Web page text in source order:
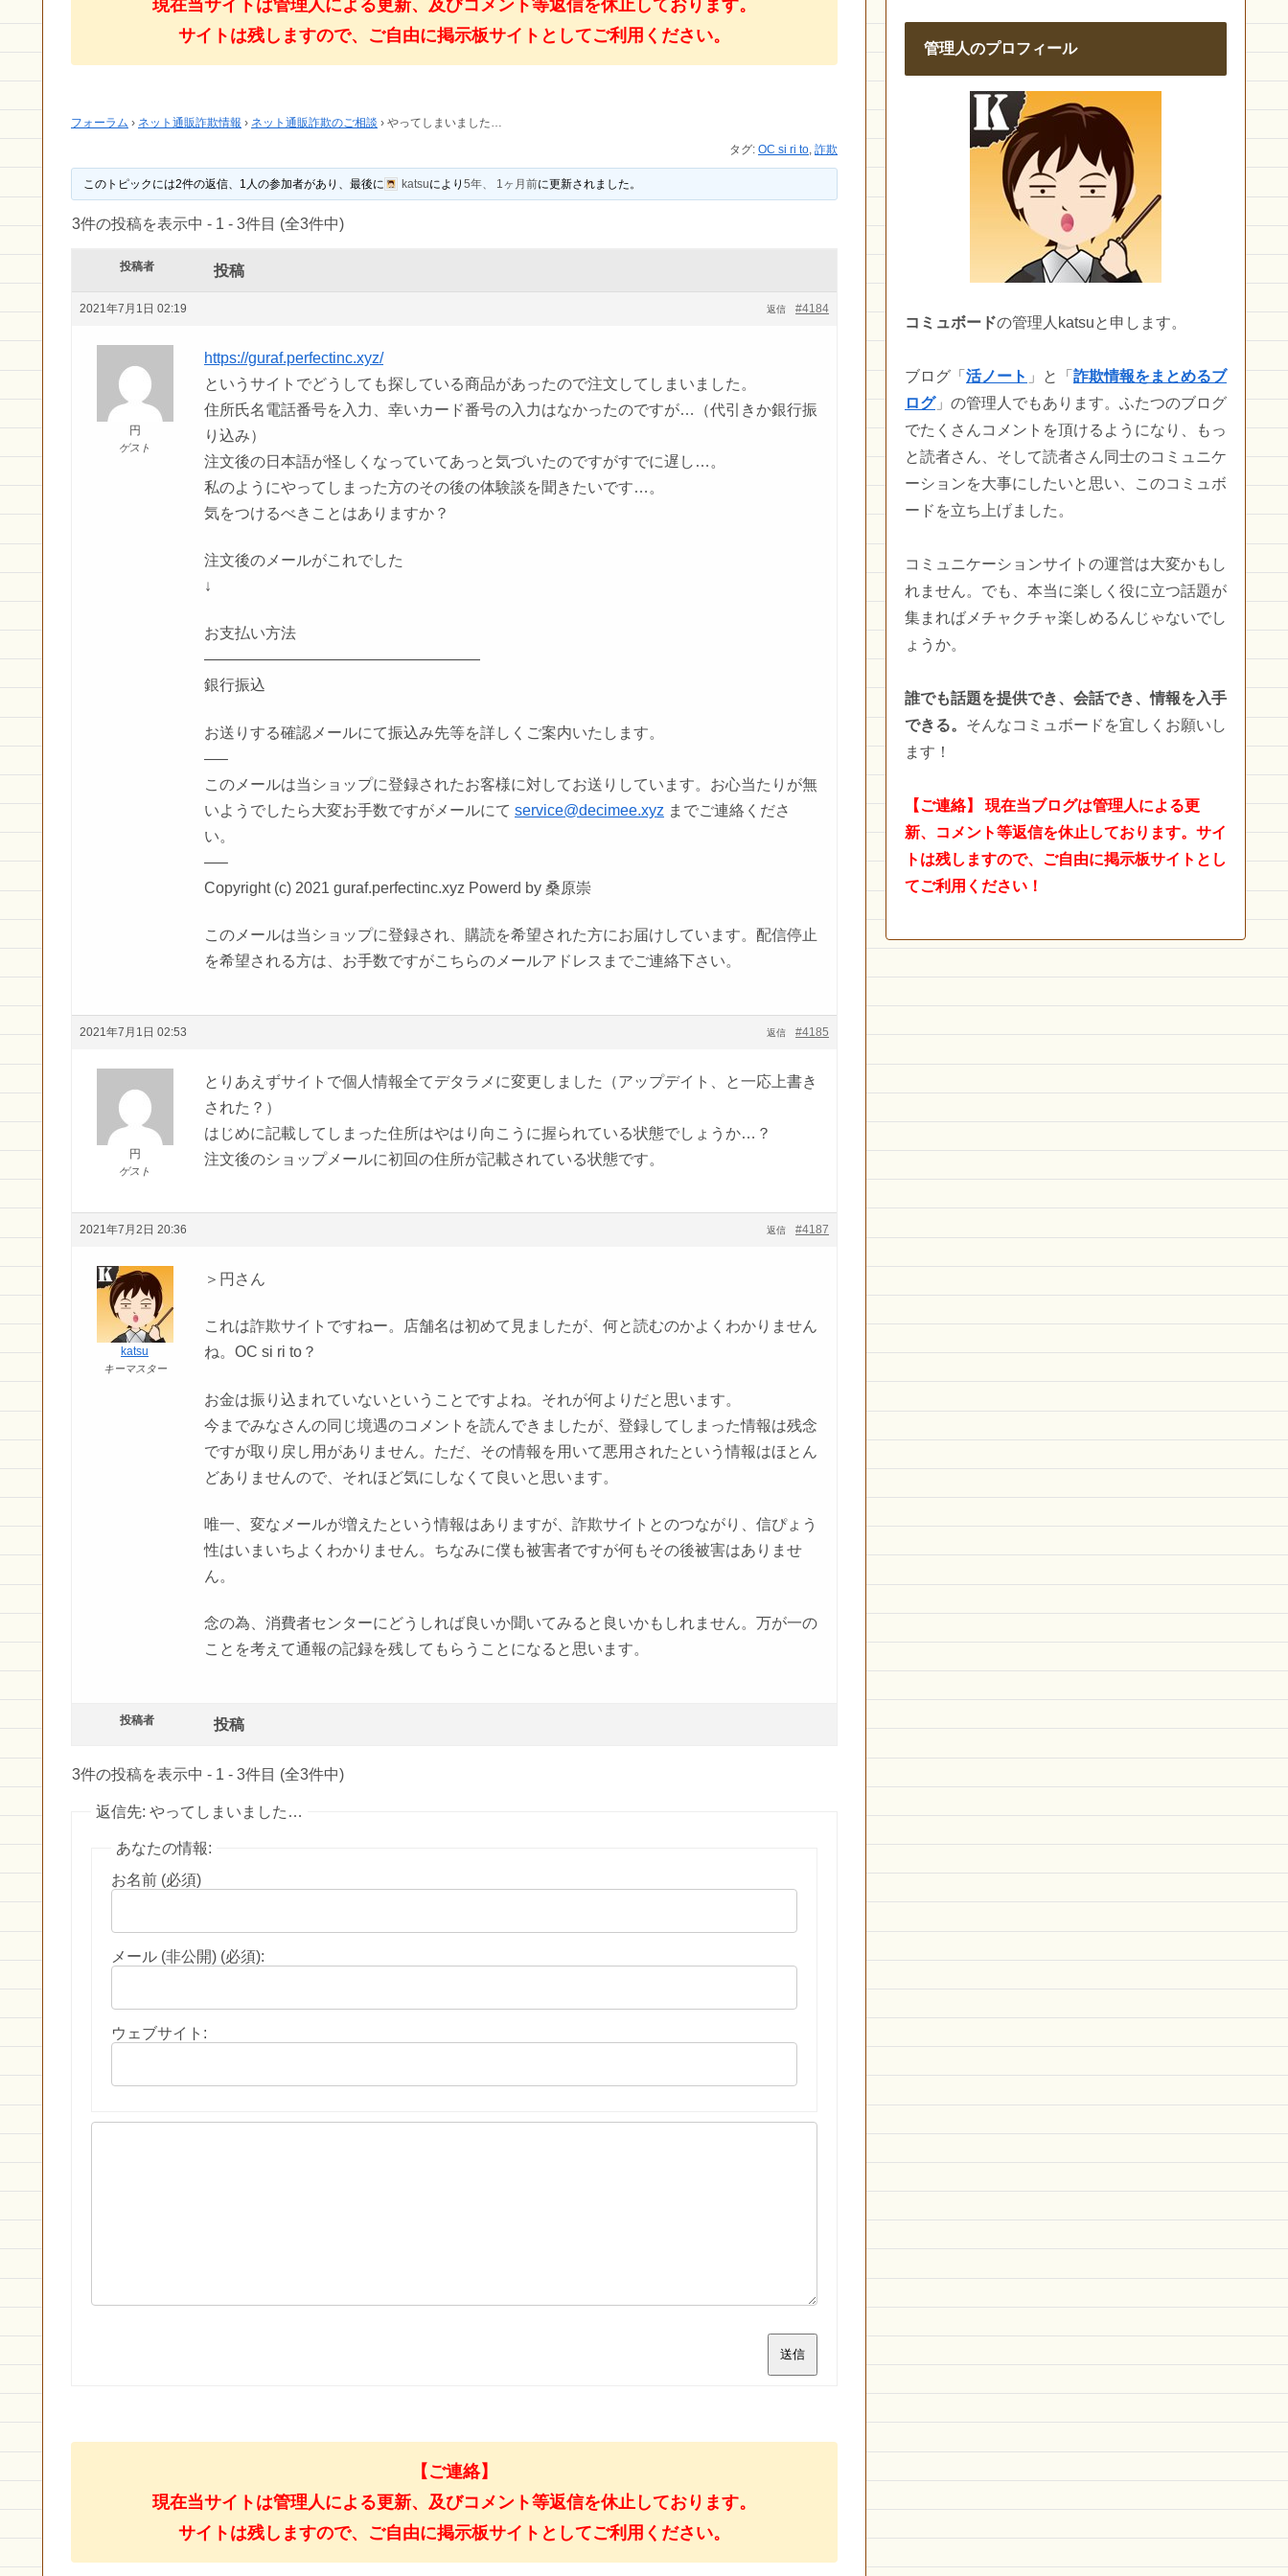
現在当サイトは管理人による更新、及びコメント等返信を休止しております。
サイトは残しますので、ご自由に掲示板サイトとしてご利用ください。
フォーラム › ネット通販詐欺情報 › ネット通販詐欺のご相談 › やってしまいました…
タグ: OC si ri to 詐欺
このトピックには2件の返信、1人の参加者があり、最後に katsuにより 5年、 1ヶ月前に更新されました。
3件の投稿を表示中 - 1 - 3件目 (全3件中)
投稿者 投稿
2021年7月1日 02:19 #4184
返信
円
ゲスト
https://guraf.perfectinc.xyz/
というサイトでどうしても探している商品があったので注文してしまいました。
住所氏名電話番号を入力、幸いカード番号の入力はなかったのですが…（代引きか銀行振
り込み）
注文後の日本語が怪しくなっていてあっと気づいたのですがすでに遅し…。
私のようにやってしまった方のその後の体験談を聞きたいです…。
気をつけるべきことはありますか？
注文後のメールがこれでした
↓
お支払い方法
——————————————————
銀行振込
お送りする確認メールにて振込み先等を詳しくご案内いたします。
—–
このメールは当ショップに登録されたお客様に対してお送りしています。お心当たりが無
いようでしたら大変お手数ですがメールにて service@decimee.xyz までご連絡くださ
い。
—–
Copyright (c) 2021 guraf.perfectinc.xyz Powerd by 桑原崇
このメールは当ショップに登録され、購読を希望された方にお届けしています。配信停止
を希望される方は、お手数ですがこちらのメールアドレスまでご連絡下さい。
2021年7月1日 02:53 #4185
返信
円
ゲスト
とりあえずサイトで個人情報全てデタラメに変更しました（アップデイト、と一応上書き
された？）
はじめに記載してしまった住所はやはり向こうに握られている状態でしょうか…？
注文後のショップメールに初回の住所が記載されている状態です。
2021年7月2日 20:36 #4187
返信
katsu
キーマスター
＞円さん
これは詐欺サイトですねー。店舗名は初めて見ましたが、何と読むのかよくわかりません
ね。OC si ri to？
お金は振り込まれていないということですよね。それが何よりだと思います。
今までみなさんの同じ境遇のコメントを読んできましたが、登録してしまった情報は残念
ですが取り戻し用がありません。ただ、その情報を用いて悪用されたという情報はほとん
どありませんので、それほど気にしなくて良いと思います。
唯一、変なメールが増えたという情報はありますが、詐欺サイトとのつながり、信ぴょう
性はいまいちよくわかりません。ちなみに僕も被害者ですが何もその後被害はありませ
ん。
念の為、消費者センターにどうしれば良いか聞いてみると良いかもしれません。万が一の
ことを考えて通報の記録を残してもらうことになると思います。
投稿者 投稿
3件の投稿を表示中 - 1 - 3件目 (全3件中)
返信先: やってしまいました…
あなたの情報:
お名前 (必須)
メール (非公開) (必須):
ウェブサイト:
送信
【ご連絡】
現在当サイトは管理人による更新、及びコメント等返信を休止しております。
サイトは残しますので、ご自由に掲示板サイトとしてご利用ください。
管理人のプロフィール
コミュボードの管理人katsuと申します。
ブログ「 活ノート 」と「 詐欺情報をまとめるブ
ログ」の管理人でもあります。ふたつのブログ
でたくさんコメントを頂けるようになり、もっ
と読者さん、そして読者さん同士のコミュニケ
ーションを大事にしたいと思い、このコミュボ
ードを立ち上げました。
コミュニケーションサイトの運営は大変かもし
れません。でも、本当に楽しく役に立つ話題が
集まればメチャクチャ楽しめるんじゃないでし
ょうか。
誰でも話題を提供でき、会話でき、情報を入手
できる。 そんなコミュボードを宜しくお願いし
ます！
【ご連絡】
現在当ブログは管理人による更
新、コメント等返信を休止しております。サイ
トは残しますので、ご自由に掲示板サイトとし
てご利用ください！